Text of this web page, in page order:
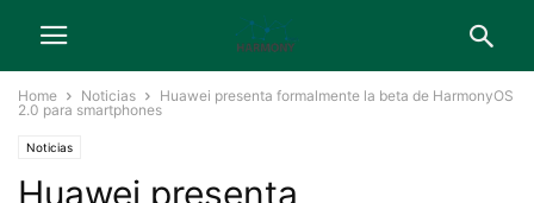
Home Noticias
Huawei presenta formalmente la beta de HarmonyOS
2.0 para smartphones
Noticias
Huawei presenta